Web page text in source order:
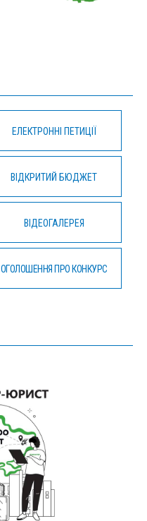
ЕЛЕКТРОННІ ПЕТИЦІЇ
ВІДКРИТИЙ БЮДЖЕТ
ВІДЕОГАЛЕРЕЯ
ОГОЛОШЕННЯ ПРО КОНКУРС